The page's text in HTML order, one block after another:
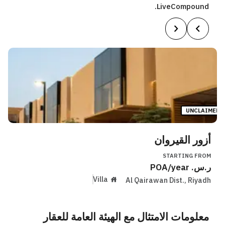
LiveCompound.
UNCLAIMED
أزور القيروان
STARTING FROM
ر.س. POA/year
Al Qairawan Dist., Riyadh
Villa
معلومات الامتثال مع الهيئة العامة للعقار